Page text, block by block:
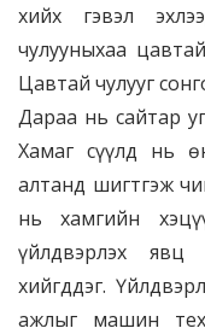
хийх гэвэл
чулууныхаа
Цавтай чулууг
Дараа нь сайтар
Хамаг сүүлд нь
алтанд шигтгэж
нь хамгийн
үйлдвэрлэх
хийгддэг.
ажлыг машин